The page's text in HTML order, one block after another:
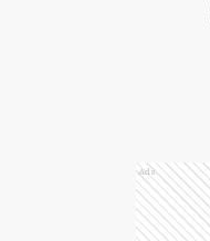
Ads